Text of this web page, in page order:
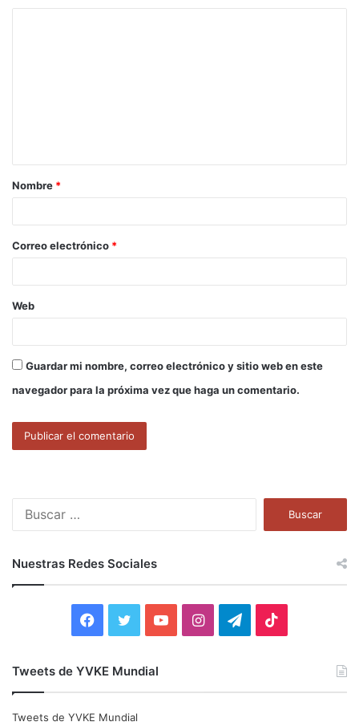
a
r
*
Nombre *
Correo electrónico *
Web
Guardar mi nombre, correo electrónico y sitio web en este
navegador para la próxima vez que haga un comentario.
:
Nuestras Redes Sociales
e
t
I
Tweets de YVKE Mundial
Tweets de YVKE Mundial